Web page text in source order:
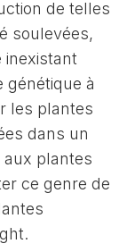
de telles
soulevées,
inexistant
génétique à
les plantes
dans un
plantes
ce genre de